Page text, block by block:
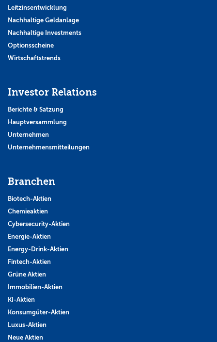
Leitzinsentwicklung
Nachhaltige Geldanlage
Nachhaltige Investments
Optionsscheine
Wirtschaftstrends
Investor Relations
Berichte & Satzung
Hauptversammlung
Unternehmen
Unternehmensmitteilungen
Branchen
Biotech-Aktien
Chemieaktien
Cybersecurity-Aktien
Energie-Aktien
Energy-Drink-Aktien
Fintech-Aktien
Grüne Aktien
Immobilien-Aktien
KI-Aktien
Konsumgüter-Aktien
Luxus-Aktien
Neue Aktien